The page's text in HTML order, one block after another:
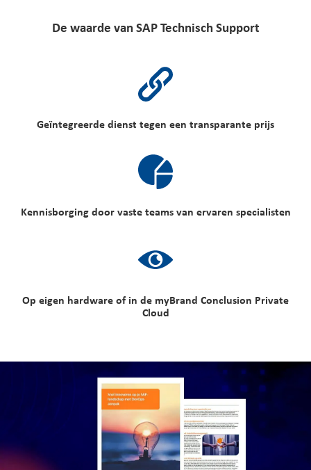
De waarde van SAP Technisch Support
Geïntegreerde dienst tegen een transparante prijs
Kennisborging door vaste teams van ervaren specialisten
Op eigen hardware of in de myBrand Conclusion Private
Cloud